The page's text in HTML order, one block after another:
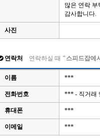
많은 연락 부
감사합니다.
사진
연락처 연락하실 때 "스피드잡에
이름 ***
전화번호 *** - 직거래
휴대폰 ***
이메일 ***